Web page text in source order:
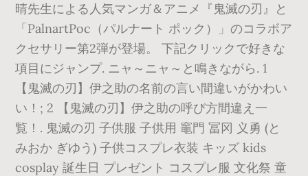
晴先生による人気マンガ＆アニメ『鬼滅の刃』と
「PalnartPoc（パルナート ポック）」のコラボア
クセサリー第2弾が登場。 下記クリックで好きな
項目にジャンプ. ニャ～ニャ～と鳴きながら. 1
【鬼滅の刃】伊之助の名前の言い間違いがかわい
い！; 2 【鬼滅の刃】伊之助の呼び方間違え一
覧！. 鬼滅の刃 子供服 子供用 竈門 冨冈 义勇 (と
みおか ぎゆう) 子供コスプレ衣装 キッズ kids
cosplay 誕生日 プレゼント コスプレ服 文化祭 童